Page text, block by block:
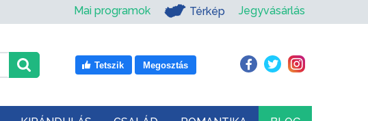
Mai programok Térkép Jegyvásárlás
Tetszik Megosztás